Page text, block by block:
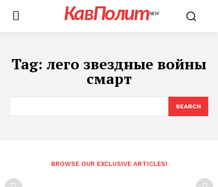
КавПолитNEW
Tag: лего звездные войны
смарт
SEARCH
BROWSE OUR EXCLUSIVE ARTICLES!